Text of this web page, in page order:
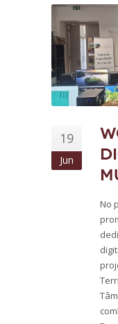
19
Jun
No